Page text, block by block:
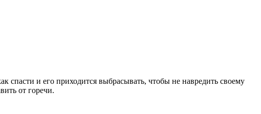
спасти и его приходится выбрасывать, чтобы не навредить своему
от горечи.